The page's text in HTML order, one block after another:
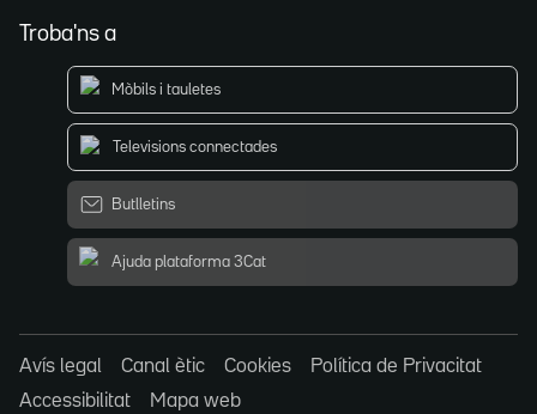
Troba'ns a
Mòbils i tauletes
Televisions connectades
Butlletins
Ajuda plataforma 3Cat
Avís legal Canal ètic Cookies
Política de Privacitat
Accessibilitat
Mapa web